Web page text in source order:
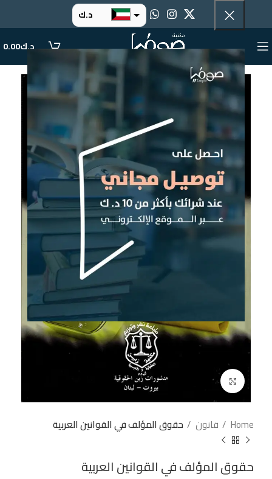
د.ك
ر.س
.د.ب
د.ك0.00
إضغط للتكبير
Home قانون حقوق المؤلف في القوانين العربية
حقوق المؤلف في القوانين العربية